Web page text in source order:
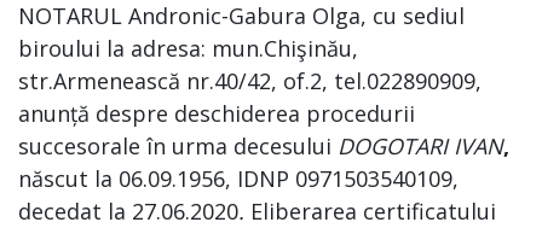
NOTARUL Andronic-Gabura Olga, cu sediul
biroului la adresa: mun.Chişinău,
str.Armenească nr.40/42, of.2, tel.022890909,
anunță despre deschiderea procedurii
succesorale în urma decesului DOGOTARI IVAN,
născut la 06.09.1956, IDNP 0971503540109,
decedat la 27.06.2020. Eliberarea certificatului